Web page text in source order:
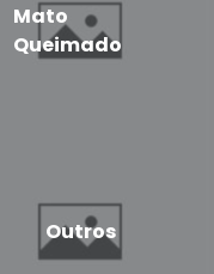
Mato
Queimado
Outros